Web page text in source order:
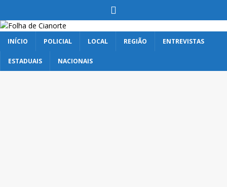
INÍCIO POLICIAL LOCAL REGIÃO ENTREVISTAS
ESTADUAIS NACIONAIS